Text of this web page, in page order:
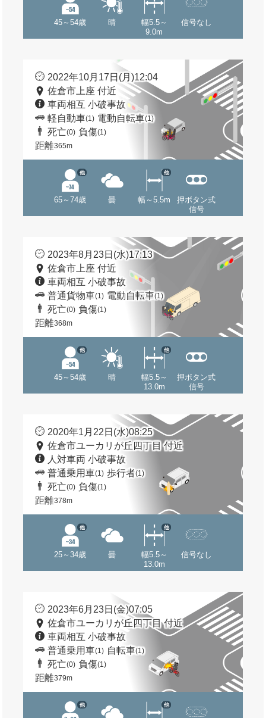
45～54歳 晴
幅5.5～
9.0m
信号なし
2022年10月17日(月)12:04
佐倉市上座 付近
車両相互 小破事故
軽自動車(1) 電動自転車(1)
死亡(0) 負傷(1)
距離365m
65～74歳
他
曇 幅～5.5m
他
押ボタン式
信号
2023年8月23日(水)17:13
佐倉市上座 付近
車両相互 小破事故
普通貨物車(1) 電動自転車(1)
死亡(0) 負傷(1)
距離368m
45～54歳
他
晴
幅5.5～
13.0m
他
押ボタン式
信号
2020年1月22日(水)08:25
佐倉市ユーカリが丘四丁目 付近
人対車両 小破事故
普通乗用車(1) 歩行者(1)
死亡(0) 負傷(1)
距離378m
25～34歳
他
曇
幅5.5～
13.0m
他
信号なし
2023年6月23日(金)07:05
佐倉市ユーカリが丘四丁目 付近
車両相互 小破事故
普通乗用車(1) 自転車(1)
死亡(0) 負傷(1)
距離379m
他 他